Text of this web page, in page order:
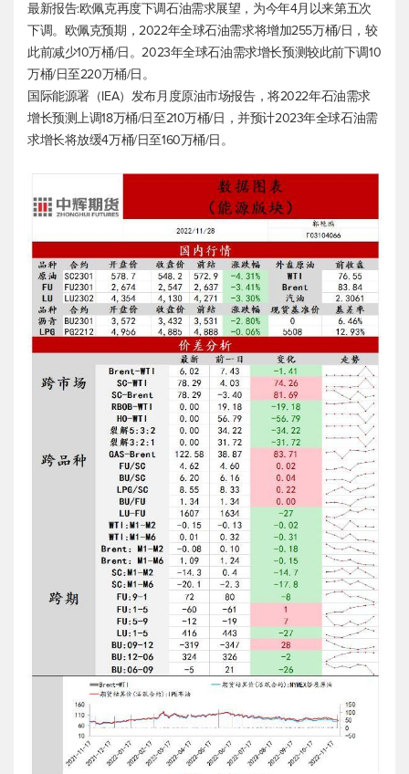
最新报告:欧佩克再度下调石油需求展望，为今年4月以来第五次
下调。欧佩克预期，2022年全球石油需求将增加255万桶/日，较
此前减少10万桶/日。2023年全球石油需求增长预测较此前下调10
万桶/日至220万桶/日。
国际能源署（IEA）发布月度原油市场报告，将2022年石油需求
增长预测上调18万桶/日至210万桶/日，并预计2023年全球石油需
求增长将放缓4万桶/日至160万桶/日。